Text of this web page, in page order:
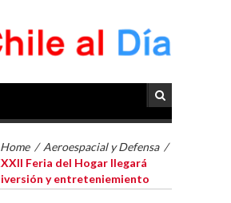
Home /Aeroespacial y Defensa /
Feria del Hogar llegará
y entreteniemiento